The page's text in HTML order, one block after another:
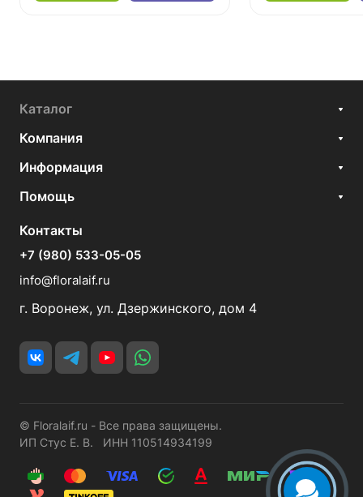
Каталог
Компания
Информация
Помощь
Контакты
+7 (980) 533-05-05
info@floralaif.ru
г. Воронеж, ул. Дзержинского, дом 4
© Floralaif.ru - Все права защищены.
ИП Стус Е. В. ИНН 110514934199